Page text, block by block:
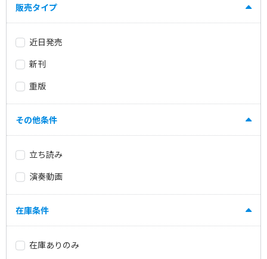
販売タイプ
近日発売
新刊
重版
その他条件
立ち読み
演奏動画
在庫条件
在庫ありのみ